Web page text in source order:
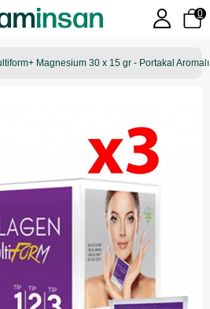
0
Magnesium 30 x 15 gr - Portakal